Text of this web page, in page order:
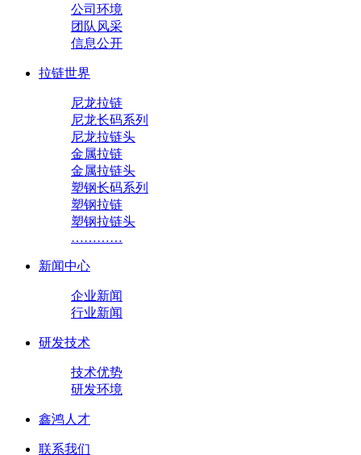
公司环境
团队风采
信息公开
拉链世界
尼龙拉链
尼龙长码系列
尼龙拉链头
金属拉链
金属拉链头
塑钢长码系列
塑钢拉链
塑钢拉链头
…………
新闻中心
企业新闻
行业新闻
研发技术
技术优势
研发环境
鑫鸿人才
联系我们